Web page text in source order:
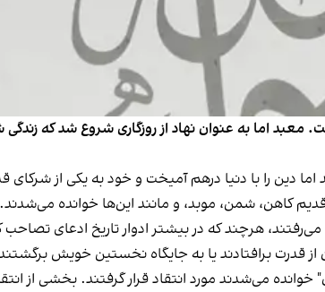
معبد اما به عنوان نهاد از روزگاری شروع شد که
دین را با دنیا درهم آمیخت و خود به یکی از شرکای
کاهن، شمن، موبد، و مانند این‌ها خوانده می‌شدند.
هرچند که در بیشتر ادوار تاریخ ادعای تصاحب
از قدرت برافتادند یا به جایگاه نخستین خویش
می‌شدند مورد انتقاد قرار گرفتند. بخشی از